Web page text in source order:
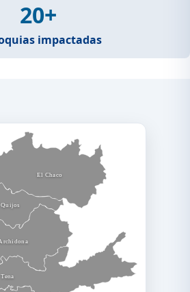
20+
impactadas
El Chaco
Quijos
Tena